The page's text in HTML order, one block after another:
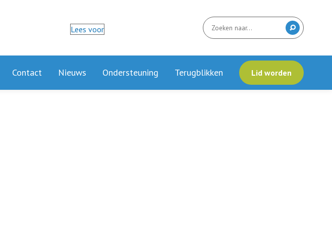
Lees voor
Contact Nieuws Ondersteuning Terugblikken Lid worden